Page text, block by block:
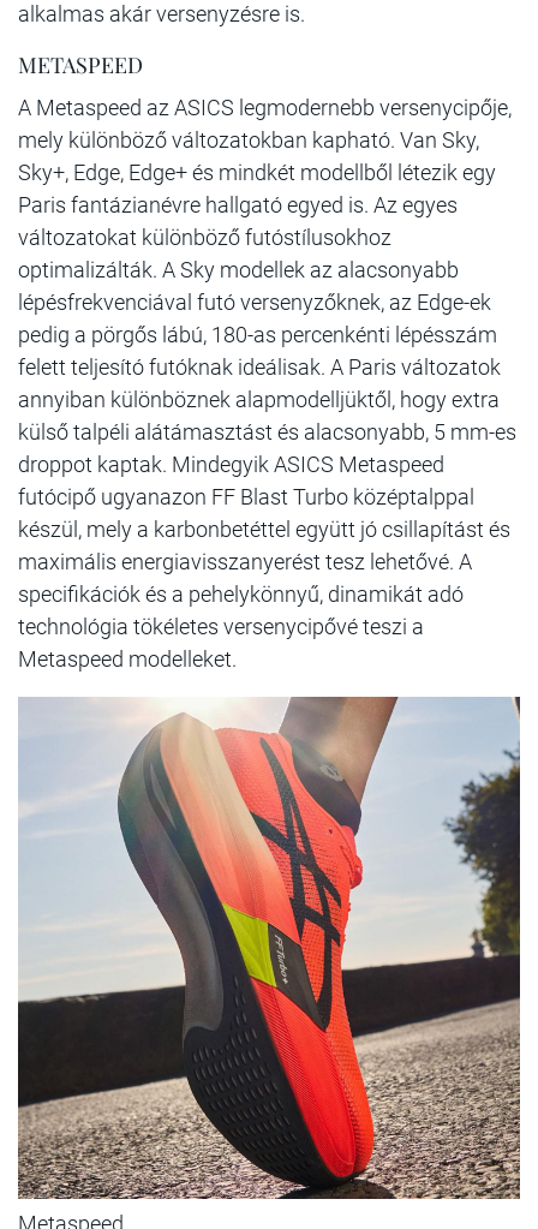
alkalmas akár versenyzésre is.
METASPEED
A Metaspeed az ASICS legmodernebb versenycipője,
mely különböző változatokban kapható. Van Sky,
Sky+, Edge, Edge+ és mindkét modellből létezik egy
Paris fantázianévre hallgató egyed is. Az egyes
változatokat különböző futóstílusokhoz
optimalizálták. A Sky modellek az alacsonyabb
lépésfrekvenciával futó versenyzőknek, az Edge-ek
pedig a pörgős lábú, 180-as percenkénti lépésszám
felett teljesító futóknak ideálisak. A Paris változatok
annyiban különböznek alapmodelljüktől, hogy extra
külső talpéli alátámasztást és alacsonyabb, 5 mm-es
droppot kaptak. Mindegyik ASICS Metaspeed
futócipő ugyanazon FF Blast Turbo középtalppal
készül, mely a karbonbetéttel együtt jó csillapítást és
maximális energiavisszanyerést tesz lehetővé. A
specifikációk és a pehelykönnyű, dinamikát adó
technológia tökéletes versenycipővé teszi a
Metaspeed modelleket.
Metaspeed